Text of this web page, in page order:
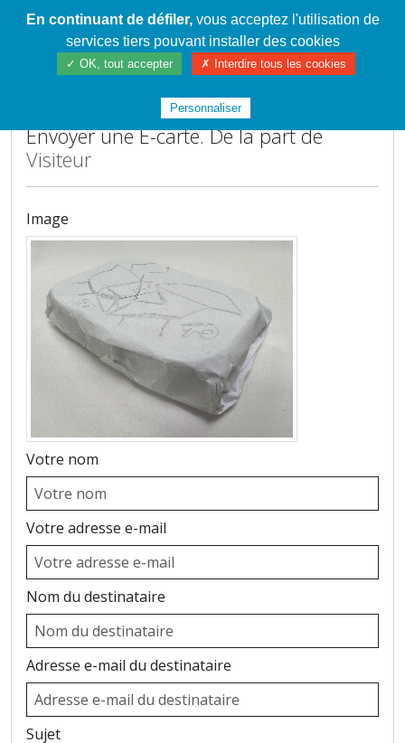
Cahier de textes patrickRICHARD
Accueil
Envoyer une E-carte. De la part de
Visiteur
Image
Votre nom
Votre adresse e-mail
Nom du destinataire
Adresse e-mail du destinataire
Sujet
En continuant de défiler,vous acceptez l'utilisation de
services tiers pouvant installer des cookies
✓ OK, tout accepter ✗ Interdire tous les cookies
Personnaliser